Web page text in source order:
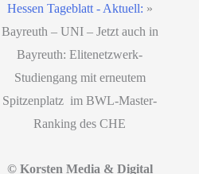
Hessen Tageblatt - Aktuell: »
Bayreuth – UNI – Jetzt auch in
Bayreuth: Elitenetzwerk-
Studiengang mit erneutem
Spitzenplatz im BWL-Master-
Ranking des CHE
© Korsten Media & Digital